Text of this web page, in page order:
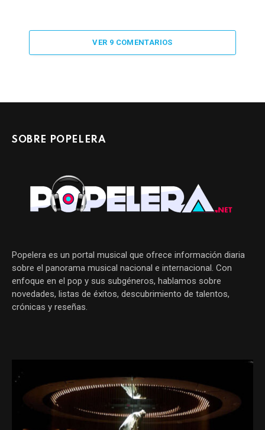
VER 9 COMENTARIOS
SOBRE POPELERA
Popelera es un portal musical que ofrece información diaria
sobre el panorama musical nacional e internacional. Con
enfoque en el pop y sus subgéneros, hablamos sobre
novedades, listas de éxitos, descubrimiento de talentos,
crónicas y reseñas.